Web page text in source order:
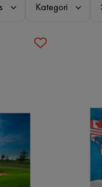
Kategori